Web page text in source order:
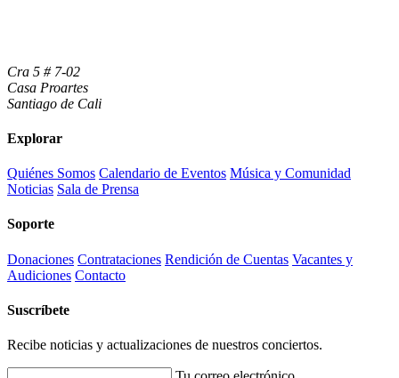
Cra 5 # 7-02
Casa Proartes
Santiago de Cali
Explorar
Quiénes Somos Calendario de Eventos Música y Comunidad
Noticias Sala de Prensa
Soporte
Donaciones Contrataciones Rendición de Cuentas Vacantes y
Audiciones Contacto
Suscríbete
Recibe noticias y actualizaciones de nuestros conciertos.